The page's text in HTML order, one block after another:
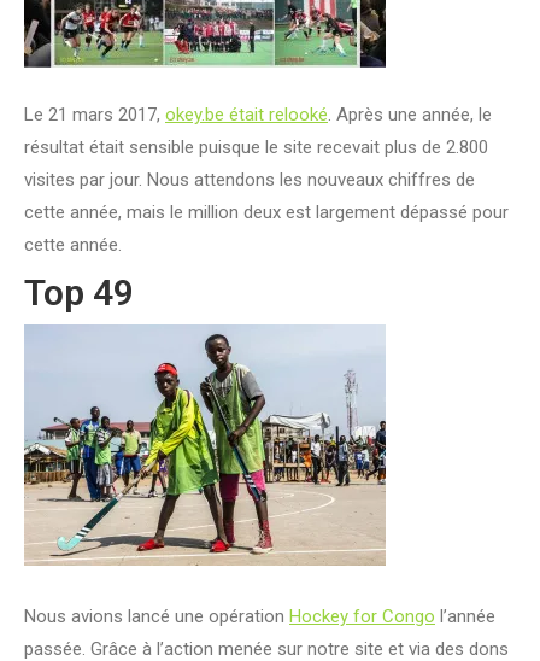
Le 21 mars 2017, okey.be était relooké. Après une année, le
résultat était sensible puisque le site recevait plus de 2.800
visites par jour. Nous attendons les nouveaux chiffres de
cette année, mais le million deux est largement dépassé pour
cette année.
Top 49
Nous avions lancé une opération Hockey for Congo l’année
passée. Grâce à l’action menée sur notre site et via des dons